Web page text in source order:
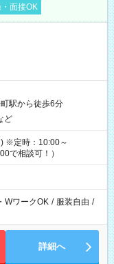
面接OK
駅から徒歩6分
ど
※定時：10:00～
で相談可！）
WワークOK / 服装自由 /
詳細へ